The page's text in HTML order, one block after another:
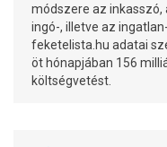
módszere az
ingó-, illetve az
feketelista.hu adatai
öt hónapjában 156
költségvetést.